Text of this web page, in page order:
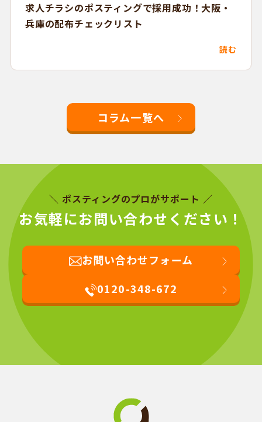
求人チラシのポスティングで採用成功！大阪・
兵庫の配布チェックリスト
読む
コラム一覧へ
＼ ポスティングのプロがサポート ／
お気軽にお問い合わせください！
お問い合わせフォーム
0120-348-672